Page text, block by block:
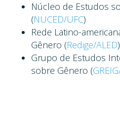
Núcleo de Estudos
(NUCED/UFC)
Rede Latino-
Gênero (Redige/ALED)
Grupo de Estudos
sobre Gênero (